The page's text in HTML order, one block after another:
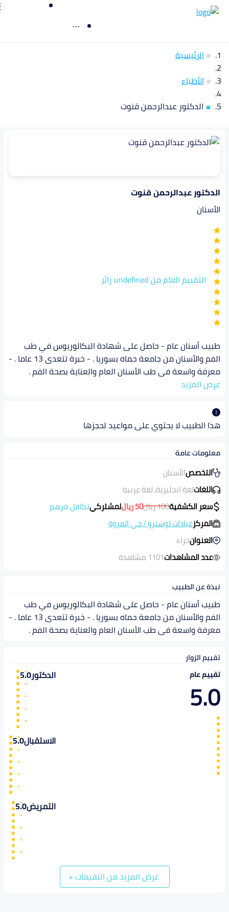
الرئيسية
الأطباء
الدكتور عبدالرحمن قنوت
الدكتور عبدالرحمن قنوت
الأسنان
التقييم العام من undefined زائر
طبيب أسنان عام - حاصل على شهادة البكالوريوس في طب
الفم والأسنان من جامعة حماه بسوريا . - خبرة تتعدى 13 عاما . -
معرفة واسعة فى طب الأسنان العام والعناية بصحة الفم .
عرض المزيد
هذا الطبيب لا يحتوي على مواعيد لحجزها
معلومات عامة
التخصصالأسنان
اللغاتلغة انجليزية, لغة عربية
سعر الكشفية100ريال50رياللمشتركيتكافل مرهم
المركزعيادات لوسترو/حي المروة
العنوانحراء
عدد المشاهدات1101 مشاهدة
نبذة عن الطبيب
طبيب أسنان عام - حاصل على شهادة البكالوريوس في طب
الفم والأسنان من جامعة حماه بسوريا . - خبرة تتعدى 13 عاما . -
معرفة واسعة فى طب الأسنان العام والعناية بصحة الفم .
تقييم الزوار
تقييم عام
5.0
الدكتور5.0
الاستقبال5.0
التمريض5.0
عرض المزيد من التقيمات +